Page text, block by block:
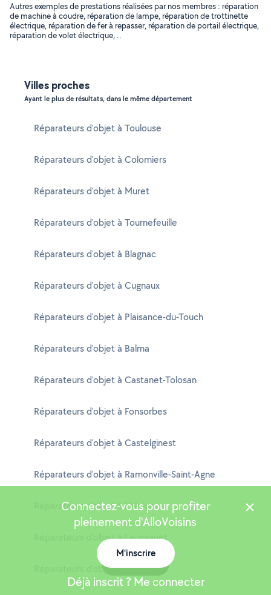
Autres exemples de prestations réalisées par nos membres : réparation
de machine à coudre, réparation de lampe, réparation de trottinette
électrique, réparation de fer à repasser, réparation de portail électrique,
réparation de volet électrique, ..
Villes proches
Ayant le plus de résultats, dans le même département
Réparateurs d'objet à Toulouse
Réparateurs d'objet à Colomiers
Réparateurs d'objet à Muret
Réparateurs d'objet à Tournefeuille
Réparateurs d'objet à Blagnac
Réparateurs d'objet à Cugnaux
Réparateurs d'objet à Plaisance-du-Touch
Réparateurs d'objet à Balma
Réparateurs d'objet à Castanet-Tolosan
Réparateurs d'objet à Fonsorbes
Réparateurs d'objet à Castelginest
Réparateurs d'objet à Ramonville-Saint-Agne
Réparateurs d'objet à L'Union
Réparateurs d'objet à Launaguet
Réparateurs d'objet à Aucamville
Connectez-vous pour profiter
pleinement d'AlloVoisins
M'inscrire
Déjà inscrit ? Me connecter